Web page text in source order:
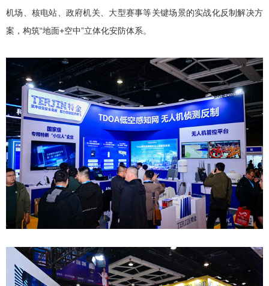
机场、核电站、政府机关、大型赛事等关键场景的实战化反制解决方
案，构筑“地面+空中”立体化安防体系。